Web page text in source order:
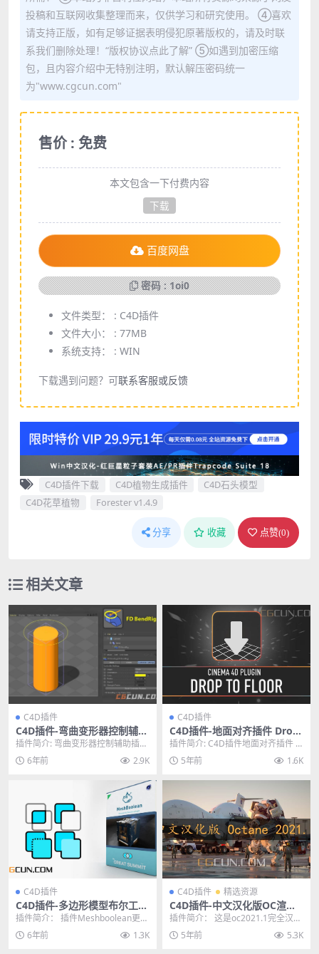
投稿和互联网收集整理而来，仅供学习和研究使用。 ④喜欢
请支持正版，如有足够证据表明侵犯原著版权的，请及时联
系我们删除处理！“版权协议点此了解” ⑤如遇到加密压缩
包，且内容介绍中无特别注明，默认解压密码统一
为"www.cgcun.com"
售价 : 免费
本文包含一下付费内容
下载
百度网盘
密码 : 1oi0
文件类型： : C4D插件
文件大小： : 77MB
系统支持： : WIN
下载遇到问题？可联系客服或反馈
C4D插件下载 C4D植物生成插件
C4D石头模型
C4D花草植物
Forester v1.4.9
分享 收藏 点赞(0)
相关文章
C4D插件
C4D插件-弯曲变形器控制辅助
插件 FD BendRig 1.1 中文汉
化版
插件简介: 弯曲变形器控制辅助插件
FD BendRig 1.1 中文汉化版，可...
6年前 2.9K
C4D插件
C4D插件-地面对齐插件 Drop
To Floor V1.2 Win/Mac
插件简介: C4D插件地面对齐插件 D
rop To Floor V1.2 Win...
5年前 1.6K
C4D插件
C4D插件-多边形模型布尔工具
插件 TGS MeshBoolean v1.8
Win/Mac
插件简介： 插件Meshboolean更加
快捷方便的在C4D中做模型之间的
布尔运...
6年前 1.3K
C4D插件 精选资源
C4D插件-中文汉化版OC渲染
器插件octane2021.1 节点汉
化版 支持R20/R25
插件简介： 这是oc2021.1完全汉化
安装包，需要你去官网购买正版账
号才能激活...
5年前 5.3K